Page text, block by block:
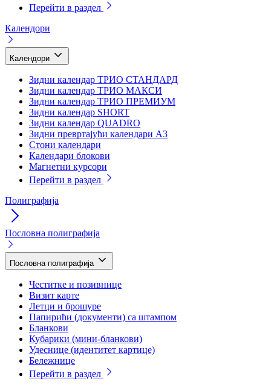
Перейти в раздел
Календори
Календори
Зидни календар ТРИО СТАНДАРД
Зидни календар ТРИО МАКСИ
Зидни календар ТРИО ПРЕМИУМ
Зидни календар SHORT
Зидни календар QUADRO
Зидни превртајући календари А3
Стони календари
Календари блокови
Магнетни курсори
Перейти в раздел
Полиграфија
Пословна полиграфија
Пословна полиграфија
Честитке и позивнице
Визит карте
Летци и брошуре
Папирићи (документи) са штампом
Бланкови
Кубарики (мини-бланкови)
Удеснице (идентитет картице)
Бележнице
Перейти в раздел